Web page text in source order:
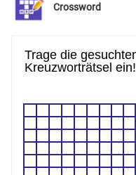
Crossword